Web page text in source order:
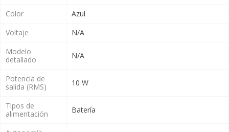
Color
Azul
Voltaje
N/A
Modelo
detallado
N/A
Potencia de
salida (RMS)
10 W
Tipos de
alimentación
Batería